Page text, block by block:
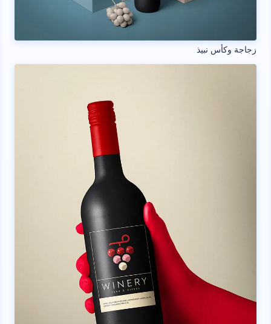
زجاجة وكأس نبيذ